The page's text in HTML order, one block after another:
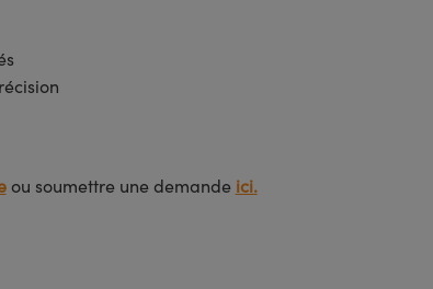
ou soumettre une demande ici.